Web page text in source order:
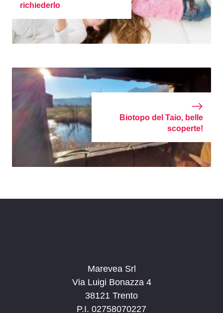
richiederlo
Biotopo del Taio, belle
scoperte!
Marevea Srl
Via Luigi Bonazza 4
38121 Trento
P.I. 02758070227